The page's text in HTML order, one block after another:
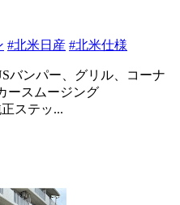
#北米日産 #北米仕様
バンパー、グリル、コーナ
ースムージング
ステッ...